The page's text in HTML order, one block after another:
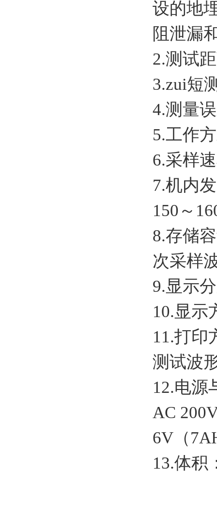
设的地
阻泄漏
2.测试
3.zui短
4.测量
5.工作
6.采样
7.机内
150～
8.存储
次采样
9.显示
10.显示
11.打印
测试波
12.电源
AC
6V（
13.体积